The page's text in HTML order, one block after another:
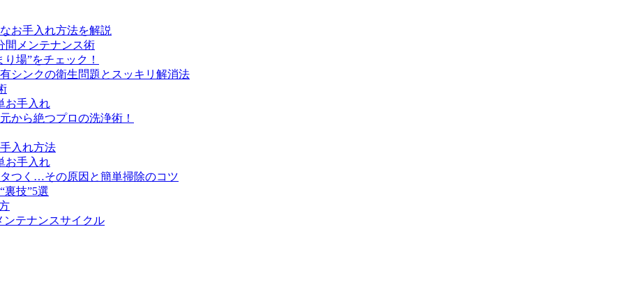
お手入れ方法を解説
間メンテナンス術
場”をチェック！
シンクの衛生問題とスッキリ解消法
お手入れ
から絶つプロの洗浄術！
入れ方法
お手入れ
つく…その原因と簡単掃除のコツ
技”5選
ンテナンスサイクル